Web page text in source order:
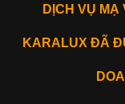
DỊCH VỤ
KARALUX ĐÃ